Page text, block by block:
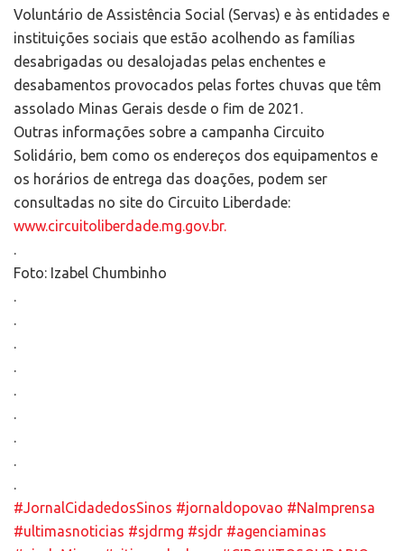
Voluntário de Assistência Social (Servas) e às entidades e
instituições sociais que estão acolhendo as famílias
desabrigadas ou desalojadas pelas enchentes e
desabamentos provocados pelas fortes chuvas que têm
assolado Minas Gerais desde o fim de 2021.
Outras informações sobre a campanha Circuito
Solidário, bem como os endereços dos equipamentos e
os horários de entrega das doações, podem ser
consultadas no site do Circuito Liberdade:
www.circuitoliberdade.mg.gov.br.
.
Foto: Izabel Chumbinho
.
.
.
.
.
.
.
.
.
#JornalCidadedosSinos #jornaldopovao #NaImprensa
#ultimasnoticias #sjdrmg #sjdr #agenciaminas